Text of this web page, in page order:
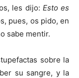
les dijo: Esto es
pues, os pido, en
sabe mentir.
sobre la
su sangre, y la